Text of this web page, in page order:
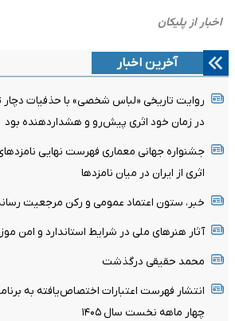
آخرین اخبار
روایت تاریخی «لباس شخصی» با حذفیات
در زمان خود اثری پیش‌رو و هشداردهنده بود
اثری از ایران در میان نامزدها
خبر، ستون اعتماد عمومی و رکن مرجعیت
آثار هنرهای ملی در شرایط استاندارد و امن
محمد حقیقی درگذشت
انتشار فهرست اعتبارات اختصاص‌یافته به
چهار ماهه نخست سال ۱۴۰۵